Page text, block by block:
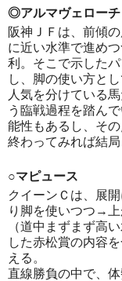
◎アルマヴェローチ
阪神ＪＦは、前傾
に近い水準で進め
利。そこで示した
し、脚の使い方と
人気を分けている
う臨戦過程を踏ん
能性もあるし、そ
終わってみれば結
○マピュース
クイーンＣは、展
り脚を使いつつ→上
（道中まずまず高
した赤松賞の内容
える。
直線勝負の中で、